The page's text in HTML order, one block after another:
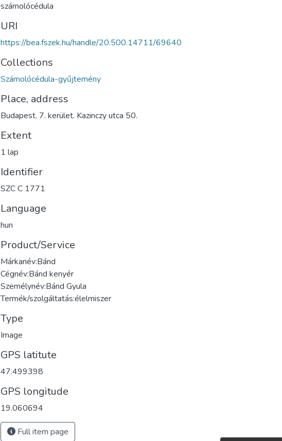
számolócédula
URI
https://bea.fszek.hu/handle/20.500.14711/69640
Collections
Számolócédula-gyűjtemény
Place, address
Budapest. 7. kerület. Kazinczy utca 50.
Extent
1 lap
Identifier
SZC C 1771
Language
hun
Product/Service
Márkanév:Bánd
Cégnév:Bánd kenyér
Személynév:Bánd Gyula
Termék/szolgáltatás:élelmiszer
Type
Image
GPS latitute
47.499398
GPS longitude
19.060694
Full item page